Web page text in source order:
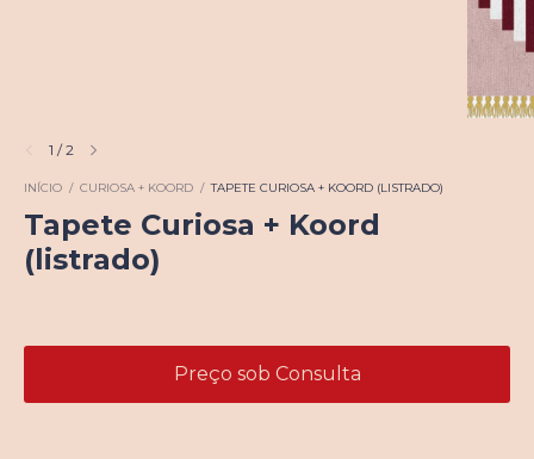
1 /2
INÍCIO / CURIOSA + KOORD / TAPETE CURIOSA + KOORD (LISTRADO)
Tapete Curiosa + Koord
(listrado)